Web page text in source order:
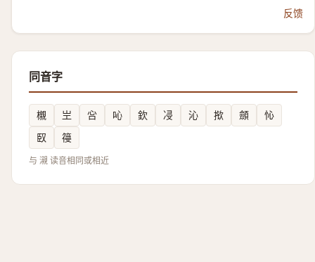
反馈
同音字
櫬 㞬 吢 吣 欽 㓎 沁 揿 顩
㤈
臤
䈜
与 瀙 读音相同或相近